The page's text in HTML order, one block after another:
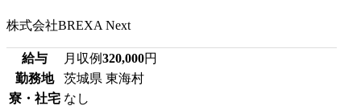
株式会社BREXA Next
給与 月収例320,000円
勤務地
茨城県 東海村
寮・社宅 なし